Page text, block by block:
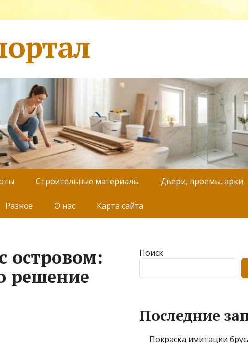
Строительные материалы Двери, проемы, арки
Разное О нас Карта сайта
островом:
решение
Поиск
Последние
Покраска имитации